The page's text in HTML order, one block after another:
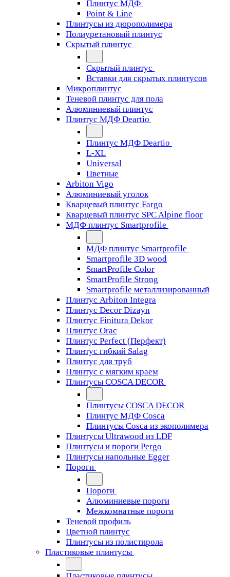
Плинтус МДФ
Point & Line
Плинтусы из дюрополимера
Полиуретановый плинтус
Скрытый плинтус
Скрытый плинтус
Вставки для скрытых плинтусов
Микроплинтус
Теневой плинтус для пола
Алюминиевый плинтус
Плинтус МДФ Deartio
Плинтус МДФ Deartio
L-XL
Universal
Цветные
Arbiton Vigo
Алюминиевый уголок
Кварцевый плинтус Fargo
Кварцевый плинтус SPC Alpine floor
МДФ плинтус Smartprofile
МДФ плинтус Smartprofile
Smartprofile 3D wood
SmartProfile Color
SmartProfile Strong
Smartprofile металлизированный
Плинтус Arbiton Integra
Плинтус Decor Dizayn
Плинтус Finitura Dekor
Плинтус Orac
Плинтус Perfect (Перфект)
Плинтус гибкий Salag
Плинтус для труб
Плинтус с мягким краем
Плинтусы COSCA DECOR
Плинтусы COSCA DECOR
Плинтус МДФ Cosca
Плинтусы Cosca из экополимера
Плинтусы Ultrawood из LDF
Плинтусы и пороги Pergo
Плинтусы напольные Egger
Пороги
Пороги
Алюминиевые пороги
Межкомнатные пороги
Теневой профиль
Цветной плинтус
Плинтусы из полистирола
Пластиковые плинтусы